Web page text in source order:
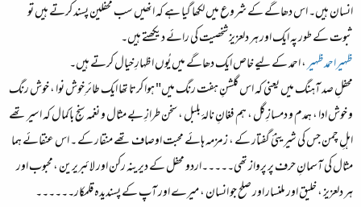
انسان ہیں۔ اس دھاگے کے شروع میں لکھا گیا ہے کہ انھیں سب محفلین پسند کرتے ہیں تو
ثبوت کے طور پہ ایک اور ہر دلعزیز شخصیت کی رائے دیکھتے ہیں۔
ظہیراحمدظہیر، احمد کے لیے خاص ایک دھاگے میں یُوں اظہارِ خیال کرتے ہیں۔
محفلِ صد آہنگ میں یعنی کہ اس گلشنِ ہفت رنگ میں" ہوا کرتا تھا ایک طائرِ خوش نوا ، خوش رنگ
و خوش ادا ، ہمدم و دمسازِ گل ، ہم فغانِ نالۂ بلبل ، سخن طرازِ بے مثال و نغمہ سنجِ باکمال کہ اسیر تھے
اہلِ چمن جس کی شیرینیٔ گفتار کے ، زمزمہ ہائے محبت اوصاف تھے منقار کے ۔ اس عنقائے ہما
مثال کی آسمانِ حرف پر پرواز تھی۔۔۔۔۔اردو محفل کے دیرینہ رکن اور لائبریرین ،محبوب اور
ہر دلعزیز ، خلیق اور ملنسار اور صلح جو انسان ، میرے اور آپ کے پسندیدہ قلمکار۔۔۔۔۔۔